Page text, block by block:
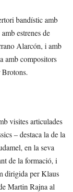
bandístic amb
estrenes de
Alarcón, i amb
amb compositors
visites articulades
– destaca la de la
en la seva
de la formació, i
dirigida per Klaus
Martin Rajna al